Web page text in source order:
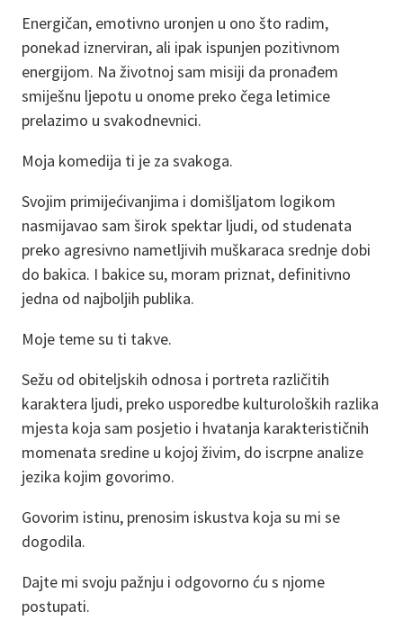
Energičan, emotivno uronjen u ono što radim,
ponekad iznerviran, ali ipak ispunjen pozitivnom
energijom. Na životnoj sam misiji da pronađem
smiješnu ljepotu u onome preko čega letimice
prelazimo u svakodnevnici.
Moja komedija ti je za svakoga.
Svojim primijećivanjima i domišljatom logikom
nasmijavao sam širok spektar ljudi, od studenata
preko agresivno nametljivih muškaraca srednje dobi
do bakica. I bakice su, moram priznat, definitivno
jedna od najboljih publika.
Moje teme su ti takve.
Sežu od obiteljskih odnosa i portreta različitih
karaktera ljudi, preko usporedbe kulturoloških razlika
mjesta koja sam posjetio i hvatanja karakterističnih
momenata sredine u kojoj živim, do iscrpne analize
jezika kojim govorimo.
Govorim istinu, prenosim iskustva koja su mi se
dogodila.
Dajte mi svoju pažnju i odgovorno ću s njome
postupati.